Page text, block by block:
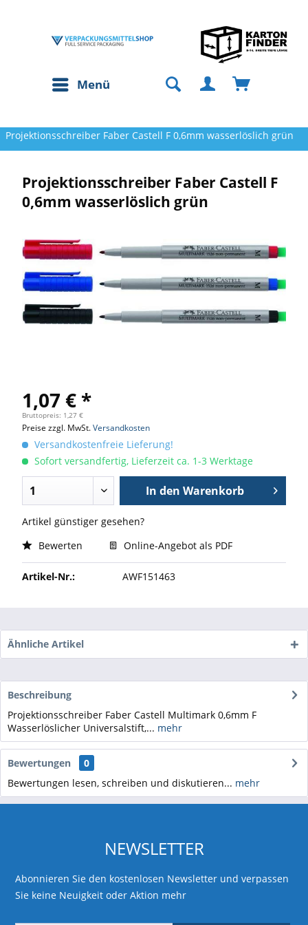
Menü
Projektionsschreiber Faber Castell F 0,6mm wasserlöslich grün
Projektionsschreiber Faber Castell F
0,6mm wasserlöslich grün
1,07 € *
Bruttopreis: 1,27 €
Preise zzgl. MwSt.Versandkosten
Versandkostenfreie Lieferung!
Sofort versandfertig, Lieferzeit ca. 1-3 Werktage
In den Warenkorb
Artikel günstiger gesehen?
Bewerten
Online-Angebot als PDF
Artikel-Nr.: AWF151463
Ähnliche Artikel
Beschreibung
Projektionsschreiber Faber Castell Multimark 0,6mm F
Wasserlöslicher Universalstift,... mehr
Bewertungen
0
Bewertungen lesen, schreiben und diskutieren... mehr
NEWSLETTER
Abonnieren Sie den kostenlosen Newsletter und verpassen
Sie keine Neuigkeit oder Aktion mehr